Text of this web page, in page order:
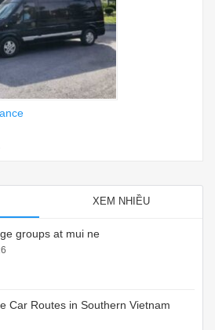
XEM NHIỀU
groups at mui ne
Car Routes in Southern Vietnam